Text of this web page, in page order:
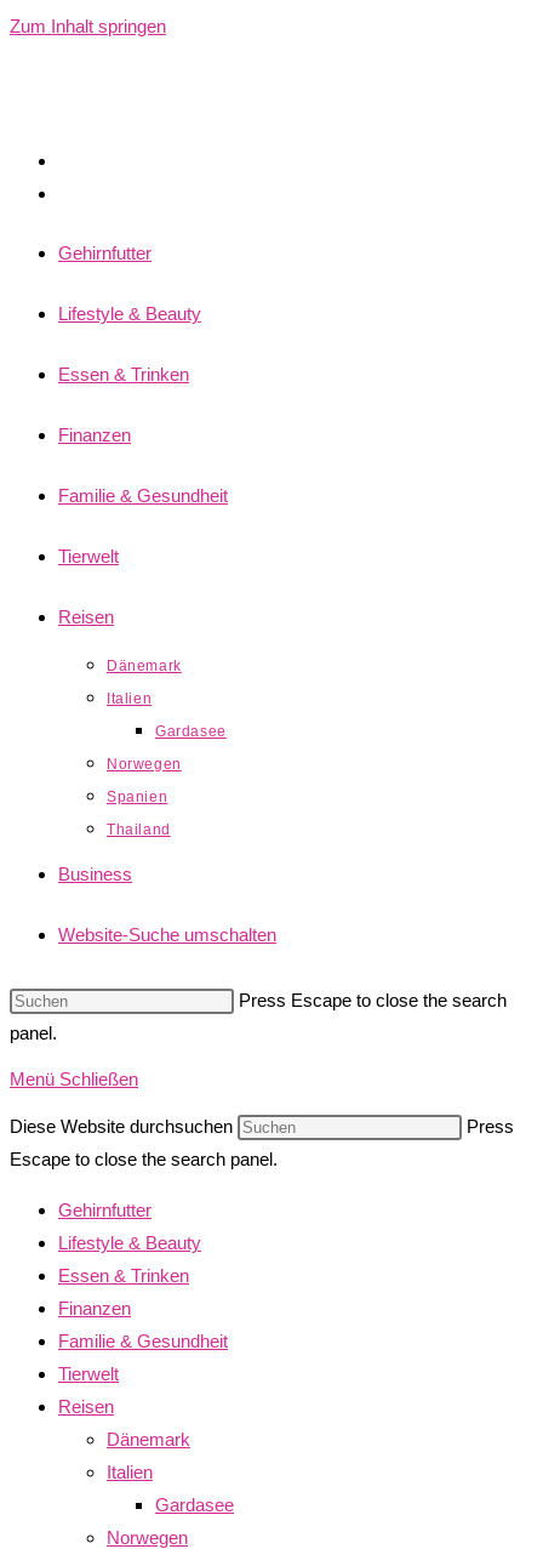
Zum Inhalt springen
Gehirnfutter
Lifestyle & Beauty
Essen & Trinken
Finanzen
Familie & Gesundheit
Tierwelt
Reisen
Dänemark
Italien
Gardasee
Norwegen
Spanien
Thailand
Business
Website-Suche umschalten
Press Escape to close the search
panel.
Menü Schließen
Diese Website durchsuchen
Press
Escape to close the search panel.
Gehirnfutter
Lifestyle & Beauty
Essen & Trinken
Finanzen
Familie & Gesundheit
Tierwelt
Reisen
Dänemark
Italien
Gardasee
Norwegen